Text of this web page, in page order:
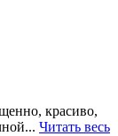
красиво,
Читать весь